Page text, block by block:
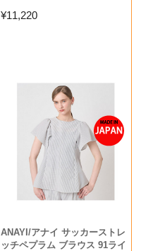
¥11,220
ANAYI/アナイ サッカーストレ
ッチペプラム ブラウス 91ライ